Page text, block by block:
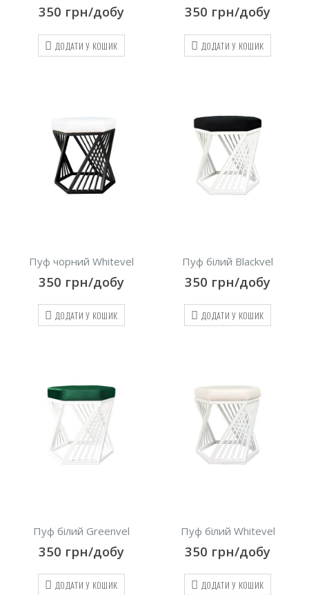
350 грн/добу
ДОДАТИ У КОШИК
350 грн/добу
ДОДАТИ У КОШИК
Пуф чорний Whitevel
350 грн/добу
ДОДАТИ У КОШИК
Пуф білий Blackvel
350 грн/добу
ДОДАТИ У КОШИК
Пуф білий Greenvel
350 грн/добу
ДОДАТИ У КОШИК
Пуф білий Whitevel
350 грн/добу
ДОДАТИ У КОШИК